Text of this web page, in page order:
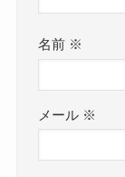
名前 ※
メール ※